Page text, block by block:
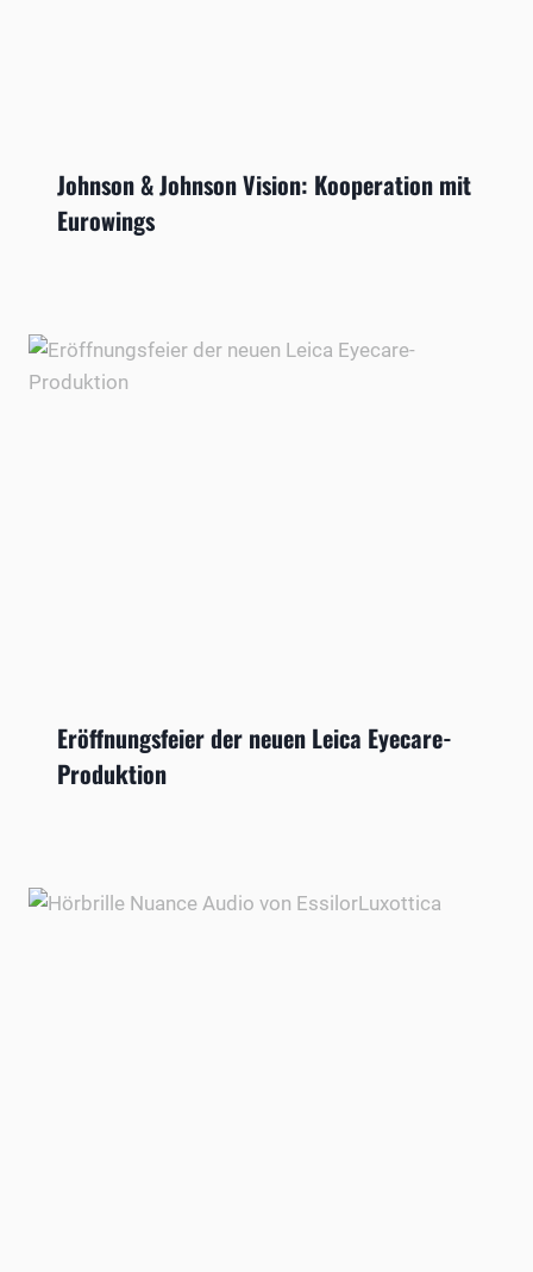
Johnson & Johnson Vision: Kooperation mit
Eurowings
Eröffnungsfeier der neuen Leica Eyecare-
Produktion